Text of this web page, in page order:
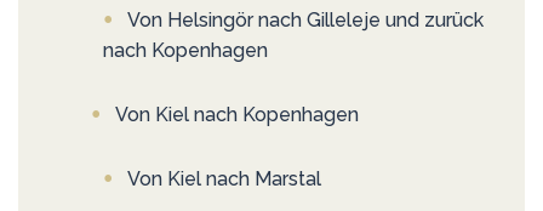
Von Helsingör nach Gilleleje und zurück
nach Kopenhagen
Von Kiel nach Kopenhagen
Von Kiel nach Marstal